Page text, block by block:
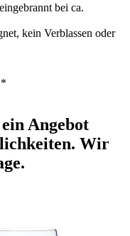
bei ca.
kein Verblassen oder
Angebot
Wir